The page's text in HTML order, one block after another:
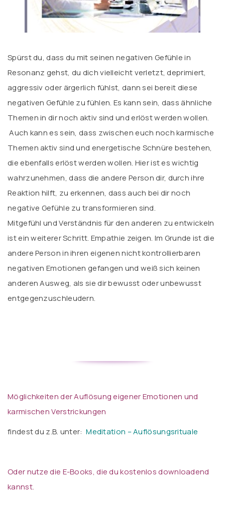
Spürst du, dass du mit seinen negativen Gefühle in
Resonanz gehst, du dich vielleicht verletzt, deprimiert,
aggressiv oder ärgerlich fühlst, dann sei bereit diese
negativen Gefühle zu fühlen. Es kann sein, dass ähnliche
Themen in dir noch aktiv sind und erlöst werden wollen.
Auch kann es sein, dass zwischen euch noch karmische
Themen aktiv sind und energetische Schnüre bestehen,
die ebenfalls erlöst werden wollen. Hier ist es wichtig
wahrzunehmen, dass die andere Person dir, durch ihre
Reaktion hilft, zu erkennen, dass auch bei dir noch
negative Gefühle zu transformieren sind.
Mitgefühl und Verständnis für den anderen zu entwickeln
ist ein weiterer Schritt. Empathie zeigen. Im Grunde ist die
andere Person in ihren eigenen nicht kontrollierbaren
negativen Emotionen gefangen und weiß sich keinen
anderen Ausweg, als sie dir bewusst oder unbewusst
entgegenzuschleudern.
Möglichkeiten der Auflösung eigener Emotionen und
karmischen Verstrickungen
findest du z.B. unter:Meditation – Auflösungsrituale
Oder nutze die E-Books, die du kostenlos downloadend
kannst.